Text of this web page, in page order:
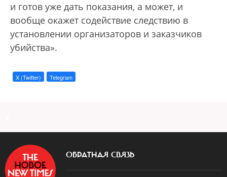
и готов уже дать показания, а может, и
вообще окажет содействие следствию в
установлении организаторов и заказчиков
убийства».
X (Twitter) Telegram
ОБРАТНАЯ СВЯЗЬ